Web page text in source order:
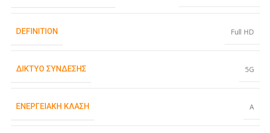
DEFINITION Full HD
ΔΊΚΤΥΟ ΣΎΝΔΕΣΗΣ 5G
ΕΝΕΡΓΕΙΑΚΉ ΚΛΆΣΗ A